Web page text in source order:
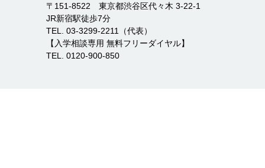
〒151-8522 東京都渋谷区代々木 3-22-1
JR新宿駅徒歩7分
TEL. 03-3299-2211（代表）
【入学相談専用 無料フリーダイヤル】
TEL. 0120-900-850